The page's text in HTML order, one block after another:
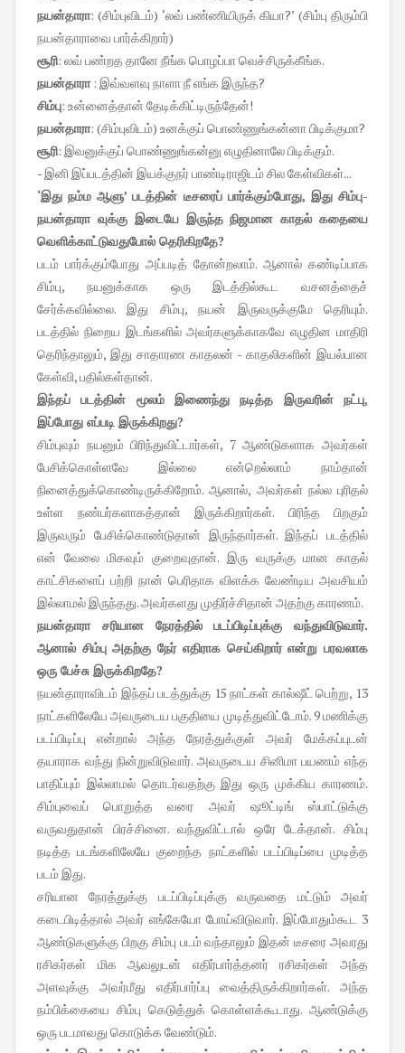
நயன்தாரா: (சிம்புவிடம்) ‘லவ் பண்ணியிருக் கியா?’ (சிம்பு திரும்பி
நயன்தாராவை பார்க்கிறார்)
சூரி: லவ் பண்றத தானே நீங்க பொழப்பா வெச்சிருக்கீங்க.
நயன்தாரா: இவ்வளவு நாளா நீ எங்க இருந்த?
சிம்பு: உன்னைத்தான் தேடிக்கிட்டிருந்தேன்!
நயன்தாரா: (சிம்புவிடம்) உனக்குப் பொண்ணுங்கன்னா பிடிக்குமா?
சூரி: இவனுக்குப் பொண்ணுங்கன்னு எழுதினாலே பிடிக்கும்.
- இனி இப்படத்தின் இயக்குநர் பாண்டிராஜிடம் சில கேள்விகள்...
‘இது நம்ம ஆளு’ படத்தின் டீசரைப் பார்க்கும்போது, இது சிம்பு-
நயன்தாரா வுக்கு இடையே இருந்த நிஜமான காதல் கதையை
வெளிக்காட்டுவதுபோல் தெரிகிறதே?
படம் பார்க்கும்போது அப்படித் தோன்றலாம். ஆனால் கண்டிப்பாக
சிம்பு, நயனுக்காக ஒரு இடத்தில்கூட வசனத்தைச்
சேர்க்கவில்லை. இது சிம்பு, நயன் இருவருக்குமே தெரியும்.
படத்தில் நிறைய இடங்களில் அவர்களுக்காகவே எழுதின மாதிரி
தெரிந்தாலும், இது சாதாரண காதலன் - காதலிகளின் இயல்பான
கேள்வி, பதில்கள்தான்.
இந்தப் படத்தின் மூலம் இணைந்து நடித்த இருவரின் நட்பு,
இப்போது எப்படி இருக்கிறது?
சிம்புவும் நயனும் பிரிந்துவிட்டார்கள், 7 ஆண்டுகளாக அவர்கள்
பேசிக்கொள்ளவே இல்லை என்றெல்லாம் நாம்தான்
நினைத்துக்கொண்டிருக்கிறோம். ஆனால், அவர்கள் நல்ல புரிதல்
உள்ள நண்பர்களாகத்தான் இருக்கிறார்கள். பிரிந்த பிறகும்
இருவரும் பேசிக்கொண்டுதான் இருந்தார்கள். இந்தப் படத்தில்
என் வேலை மிகவும் குறைவுதான். இரு வருக்கு மான காதல்
காட்சிகளைப் பற்றி நான் பெரிதாக விளக்க வேண்டிய அவசியம்
இல்லாமல் இருந்தது. அவர்களது முதிர்ச்சிதான் அதற்கு காரணம்.
நயன்தாரா சரியான நேரத்தில் படப்பிடிப்புக்கு வந்துவிடுவார்.
ஆனால் சிம்பு அதற்கு நேர் எதிராக செய்கிறார் என்று பரவலாக
ஒரு பேச்சு இருக்கிறதே?
நயன்தாராவிடம் இந்தப் படத்துக்கு 15 நாட்கள் கால்ஷீட் பெற்று, 13
நாட்களிலேயே அவருடைய பகுதியை முடித்துவிட்டோம். 9 மணிக்கு
படப்பிடிப்பு என்றால் அந்த நேரத்துக்குள் அவர் மேக்கப்புடன்
தயாராக வந்து நின்றுவிடுவார். அவருடைய சினிமா பயணம் எந்த
பாதிப்பும் இல்லாமல் தொடர்வதற்கு இது ஒரு முக்கிய காரணம்.
சிம்புவைப் பொறுத்த வரை அவர் ஷூட்டிங் ஸ்பாட்டுக்கு
வருவதுதான் பிரச்சினை. வந்துவிட்டால் ஒரே டேக்தான். சிம்பு
நடித்த படங்களிலேயே குறைந்த நாட்களில் படப்பிடிப்பை முடித்த
படம் இது.
சரியான நேரத்துக்கு படப்பிடிப்புக்கு வருவதை மட்டும் அவர்
கடைபிடித்தால் அவர் எங்கேயோ போய்விடுவார். இப்போதும்கூட 3
ஆண்டுகளுக்கு பிறகு சிம்பு படம் வந்தாலும் இதன் டீசரை அவரது
ரசிகர்கள் மிக ஆவலுடன் எதிர்பார்த்தனர் ரசிகர்கள் அந்த
அளவுக்கு அவர்மீது எதிர்பார்ப்பு வைத்திருக்கிறார்கள். அந்த
நம்பிக்கையை சிம்பு கெடுத்துக் கொள்ளக்கூடாது. ஆண்டுக்கு
ஒரு படமாவது கொடுக்க வேண்டும்.